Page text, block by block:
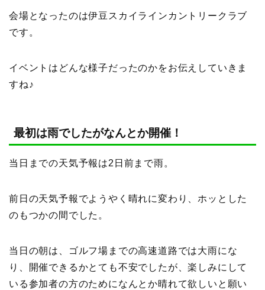
会場となったのは伊豆スカイラインカントリークラブ
です。
イベントはどんな様子だったのかをお伝えしていきま
すね♪
最初は雨でしたがなんとか開催！
当日までの天気予報は2日前まで雨。
前日の天気予報でようやく晴れに変わり、ホッとした
のもつかの間でした。
当日の朝は、ゴルフ場までの高速道路では大雨にな
り、開催できるかとても不安でしたが、楽しみにして
いる参加者の方のためになんとか晴れて欲しいと願い